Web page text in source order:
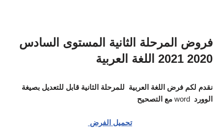
فروض المرحلة الثانية المستوى السادس
2020 2021 اللغة العربية
نقدم لكم فرض اللغة العربية للمرحلة الثانية قابل للتعديل بصيغة
الوورد
مع التصحيح
تحميل الفرض